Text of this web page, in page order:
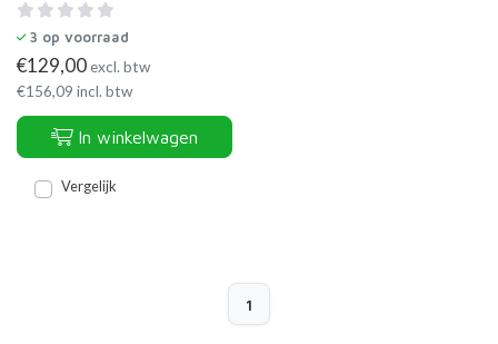
3 op voorraad
€129,00excl. btw
€156,09 incl. btw
In winkelwagen
Vergelijk
1